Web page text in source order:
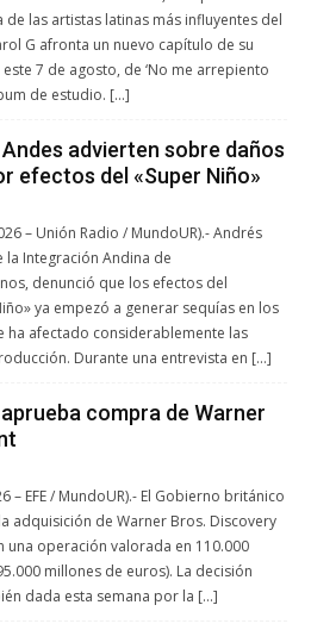
las artistas latinas más influyentes del
G afronta un nuevo capítulo de su
7 de agosto, de ‘No me arrepiento
de estudio. […]
advierten sobre daños
efectos del «Super Niño»
– Unión Radio / MundoUR).- Andrés
la Integración Andina de
denunció que los efectos del
ya empezó a generar sequías en los
ha afectado considerablemente las
Durante una entrevista en […]
compra de Warner
– EFE / MundoUR).- El Gobierno británico
adquisición de Warner Bros. Discovery
una operación valorada en 110.000
millones de euros). La decisión
dada esta semana por la […]